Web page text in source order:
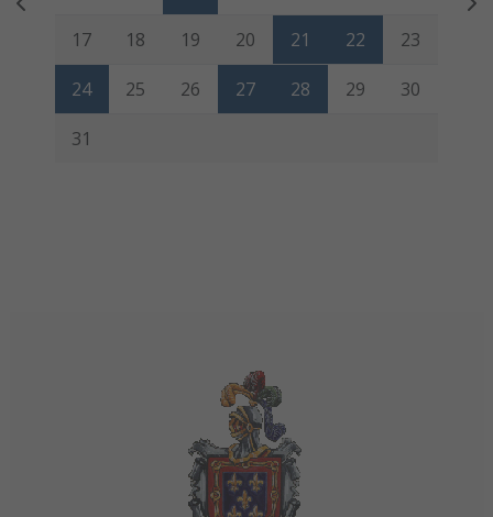
17 18 19 20 21 22 23
24 25 26 27 28 29 30
31